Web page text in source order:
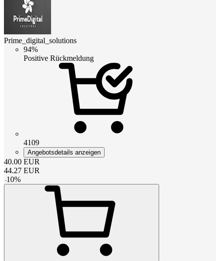
Prime_digital_solutions
94%
Positive Rückmeldung
4109
Angebotsdetails anzeigen
40.00 EUR
44.27 EUR
-10%